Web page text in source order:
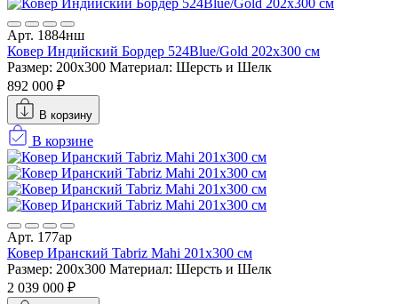
Арт. 1884нш
Ковер Индийский Бордер 524Blue/Gold 202x300 см
Размер: 200x300 Материал: Шерсть и Шелк
892 000 ₽
В корзину
В корзине
Арт. 177ар
Ковер Иранский Tabriz Mahi 201x300 см
Размер: 200x300 Материал: Шерсть и Шелк
2 039 000 ₽